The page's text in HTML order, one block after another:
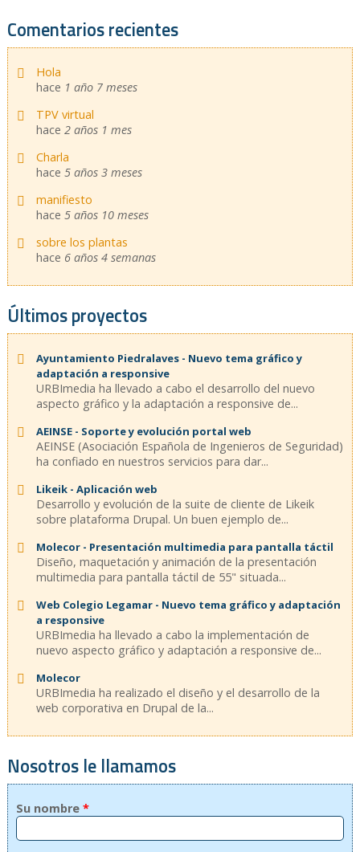
Comentarios recientes
Hola
hace 1 año 7 meses
TPV virtual
hace 2 años 1 mes
Charla
hace 5 años 3 meses
manifiesto
hace 5 años 10 meses
sobre los plantas
hace 6 años 4 semanas
Últimos proyectos
Ayuntamiento Piedralaves - Nuevo tema gráfico y
adaptación a responsive
URBImedia ha llevado a cabo el desarrollo del nuevo
aspecto gráfico y la adaptación a responsive de...
AEINSE - Soporte y evolución portal web
AEINSE (Asociación Española de Ingenieros de Seguridad)
ha confiado en nuestros servicios para dar...
Likeik - Aplicación web
Desarrollo y evolución de la suite de cliente de Likeik
sobre plataforma Drupal. Un buen ejemplo de...
Molecor - Presentación multimedia para pantalla táctil
Diseño, maquetación y animación de la presentación
multimedia para pantalla táctil de 55" situada...
Web Colegio Legamar - Nuevo tema gráfico y adaptación
a responsive
URBImedia ha llevado a cabo la implementación de
nuevo aspecto gráfico y adaptación a responsive de...
Molecor
URBImedia ha realizado el diseño y el desarrollo de la
web corporativa en Drupal de la...
Nosotros le llamamos
Su nombre *